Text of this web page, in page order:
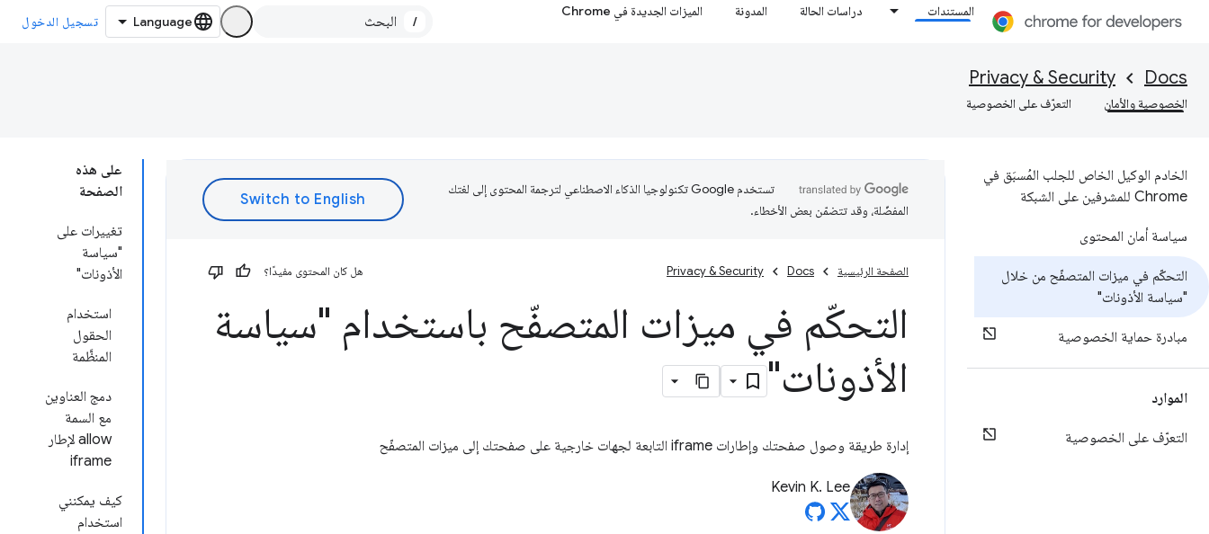
المستندات دراسات الحالة المدونة الميزات الجديدة في Chrome
/ تسجيل الدخول
Docs
Privacy & Security
الخصوصية والأمان التعرّف على الخصوصية
الخادم الوكيل الخاص للجلب المُسبَق في
Chrome للمشرفين على الشبكة
سياسة أمان المحتوى
التحكّم في ميزات المتصفّح من خلال
"سياسة الأذونات"
مبادرة حماية الخصوصية
الموارد
التعرّف على الخصوصية
على هذه
الصفحة
تغييرات على
"سياسة
الأذونات"
استخدام
الحقول
المنظَّمة
دمج العناوين
مع السمة
allow لإطار
iframe
كيف يمكنني
استخدام
تستخدم Google تكنولوجيا الذكاء الاصطناعي لترجمة المحتوى إلى لغتك
المفضّلة، وقد تتضمّن بعض الأخطاء.
الصفحة الرئيسية Docs
Privacy & Security هل كان المحتوى مفيدًا؟
التحكّم في ميزات المتصفّح باستخدام "سياسة
الأذونات"
إدارة طريقة وصول صفحتك وإطارات iframe التابعة لجهات خارجية على صفحتك إلى ميزات المتصفّح
Kevin K. Lee